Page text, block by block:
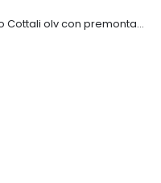
Maniglia da incasso Cottali olv con premontaggio senza viti